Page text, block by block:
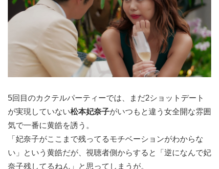
5回目のカクテルパーティーでは、まだ2ショットデート
が実現していない松本妃奈子がいつもと違う女全開な雰囲
気で一番に黄皓を誘う。
「妃奈子がここまで残ってるモチベーションがわからな
い」という黄皓だが、視聴者側からすると「逆になんで妃
奈子残してるねん」と思ってしまうが。